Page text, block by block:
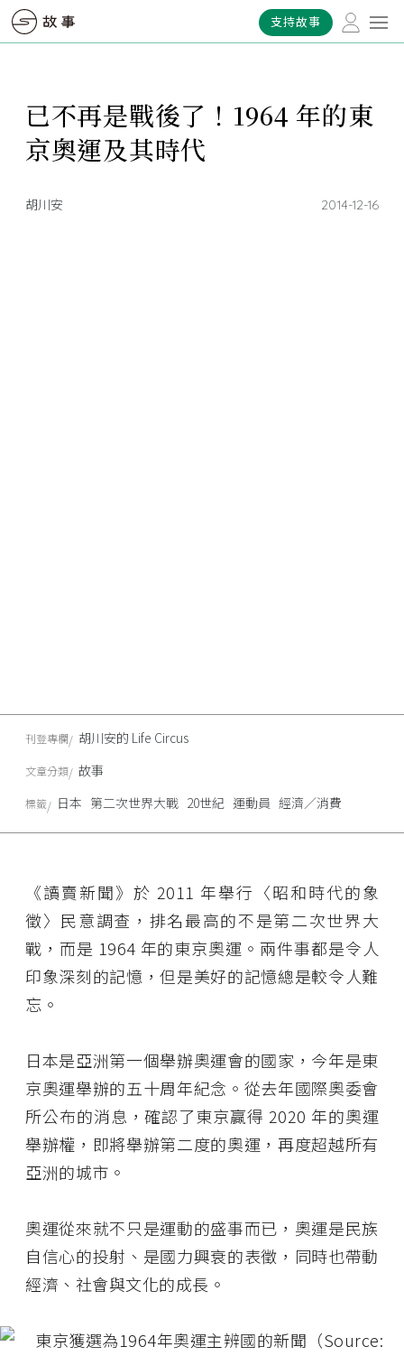
支持故事
已不再是戰後了！1964 年的東
京奧運及其時代
胡川安 2014-12-16
《讀賣新聞》於 2011 年舉行〈昭和時代的象
徵〉民意調查，排名最高的不是第二次世界大
戰，而是 1964 年的東京奧運。兩件事都是令人
印象深刻的記憶，但是美好的記憶總是較令人難
忘。
日本是亞洲第一個舉辦奧運會的國家，今年是東
京奧運舉辦的五十周年紀念。從去年國際奧委會
所公布的消息，確認了東京贏得 2020 年的奧運
舉辦權，即將舉辦第二度的奧運，再度超越所有
亞洲的城市。
奧運從來就不只是運動的盛事而已，奧運是民族
自信心的投射、是國力興衰的表徵，同時也帶動
經濟、社會與文化的成長。
刊登專欄 胡川安的 Life Circus
文章分類 故事
標籤 日本 第二次世界大戰 20世紀 運動員 經濟／消費